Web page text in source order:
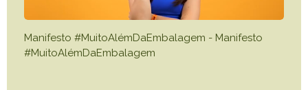
Manifesto #MuitoAlémDaEmbalagem - Manifesto
#MuitoAlémDaEmbalagem